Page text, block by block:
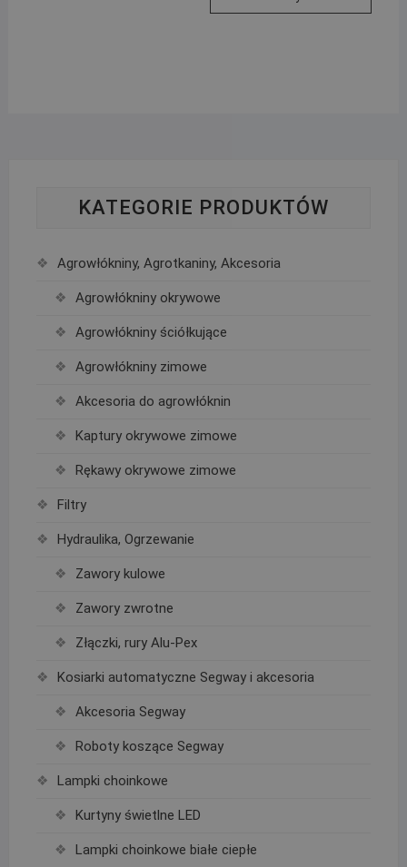
KATEGORIE PRODUKTÓW
Agrowłókniny, Agrotkaniny, Akcesoria
Agrowłókniny okrywowe
Agrowłókniny ściółkujące
Agrowłókniny zimowe
Akcesoria do agrowłóknin
Kaptury okrywowe zimowe
Rękawy okrywowe zimowe
Filtry
Hydraulika, Ogrzewanie
Zawory kulowe
Zawory zwrotne
Złączki, rury Alu-Pex
Kosiarki automatyczne Segway i akcesoria
Akcesoria Segway
Roboty koszące Segway
Lampki choinkowe
Kurtyny świetlne LED
Lampki choinkowe białe ciepłe